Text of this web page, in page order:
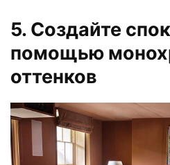
5. Создайте
помощью
оттенков